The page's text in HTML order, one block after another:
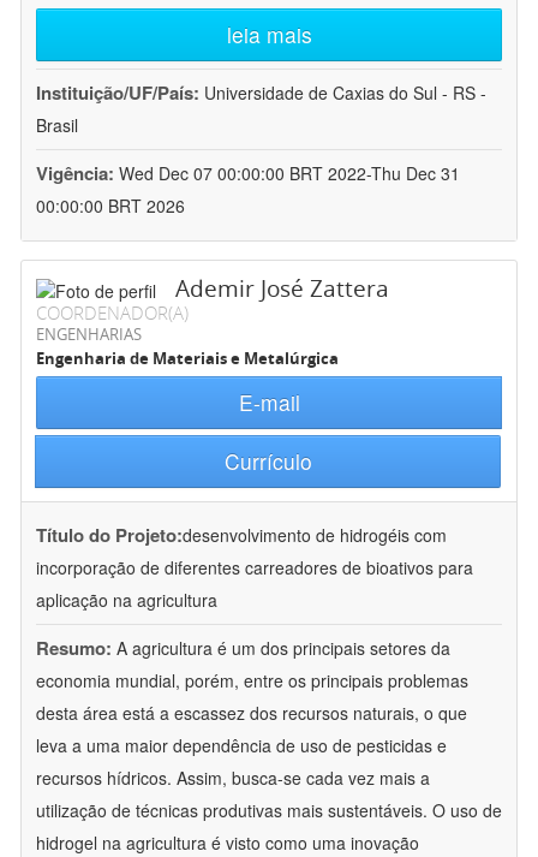
leia mais
Instituição/UF/País: Universidade de Caxias do Sul - RS -
Brasil
Vigência: Wed Dec 07 00:00:00 BRT 2022-Thu Dec 31
00:00:00 BRT 2026
Ademir José Zattera
COORDENADOR(A)
ENGENHARIAS
Engenharia de Materiais e Metalúrgica
E-mail
Currículo
Título do Projeto:desenvolvimento de hidrogéis com
incorporação de diferentes carreadores de bioativos para
aplicação na agricultura
Resumo: A agricultura é um dos principais setores da
economia mundial, porém, entre os principais problemas
desta área está a escassez dos recursos naturais, o que
leva a uma maior dependência de uso de pesticidas e
recursos hídricos. Assim, busca-se cada vez mais a
utilização de técnicas produtivas mais sustentáveis. O uso de
hidrogel na agricultura é visto como uma inovação